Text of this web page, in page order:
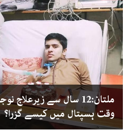
ملتان:12 سال سے
وقت ہسپتال میں کیسے گزرا؟